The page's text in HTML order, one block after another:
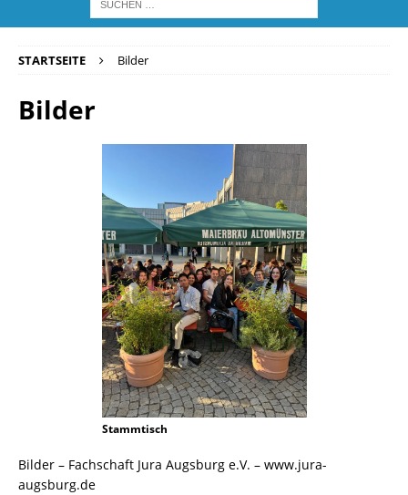
STARTSEITE Bilder
Bilder
Stammtisch
Bilder – Fachschaft Jura Augsburg e.V. – www.jura-
augsburg.de